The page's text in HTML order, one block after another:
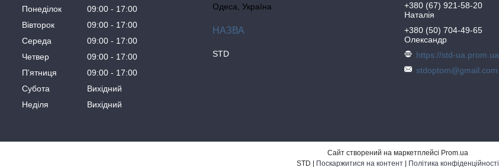
Понеділок 09:00
17:00
Вівторок
09:00
17:00
Середа
09:00
17:00
Четвер
09:00
17:00
Пʼятниця
09:00
17:00
Субота
Вихідний
Неділя
Вихідний
Одеса, Україна
STD
+380 (67) 921-58-20
Наталія
+380 (50) 704-49-65
Олександр
https://std-ua.prom.ua
stdoptom@gmail.com
Сайт створений на маркетплейсі Prom.ua
Поскаржитися на контент Політика конфіденційності